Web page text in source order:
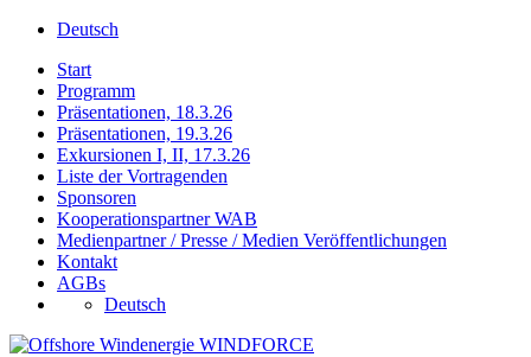
Deutsch
Start
Programm
Präsentationen, 18.3.26
Präsentationen, 19.3.26
Exkursionen I, II, 17.3.26
Liste der Vortragenden
Sponsoren
Kooperationspartner WAB
Medienpartner / Presse / Medien Veröffentlichungen
Kontakt
AGBs
Deutsch